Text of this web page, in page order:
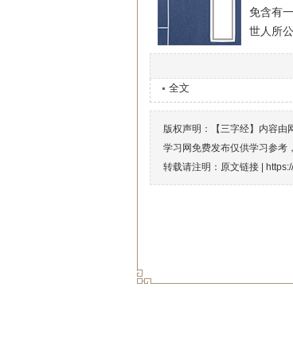
免含有
世人所
全文
版权声明：【三字经】内容由
学习网免费发布仅供学习参考
转载请注明：原文链接 |